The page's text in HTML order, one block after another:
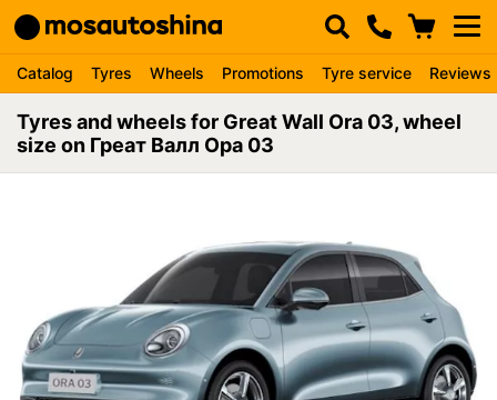
Catalog Tyres Wheels Promotions Tyre service Reviews
Tyres and wheels for Great Wall Ora 03, wheel
size on Греат Валл Ора 03